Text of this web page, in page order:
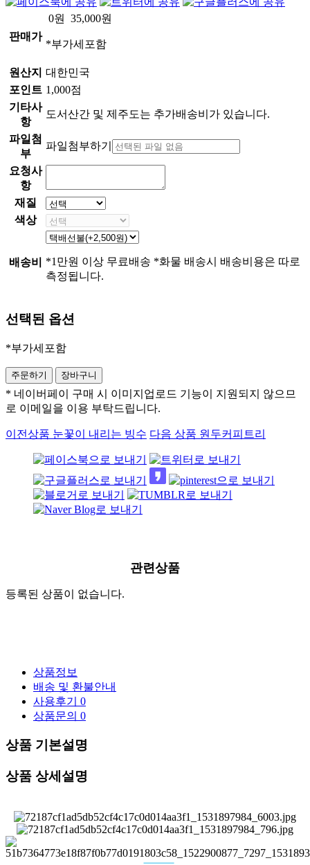
판매가
0원 35,000원
*부가세포함
원산지 대한민국
포인트 1,000점
기타사
항
도서산간 및 제주도는 추가배송비가 있습니다.
파일첨
부
파일첨부하기
요청사
항
재질
색상
배송비
*1만원 이상 무료배송 *화물 배송시 배송비용은 따로
측정됩니다.
선택된 옵션
*부가세포함
* 네이버페이 구매 시 이미지업로드 기능이 지원되지 않으므
로 이메일을 이용 부탁드립니다.
이전상품 눈꽃이 내리는 빙수 다음 상품 원두커피트리
관련상품
등록된 상품이 없습니다.
상품정보
배송 및 환불안내
사용후기 0
상품문의 0
상품 기본설명
상품 상세설명